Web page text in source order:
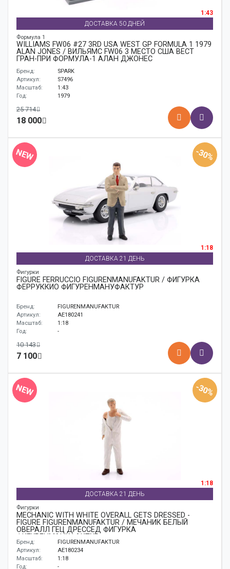
1:43
ДОСТАВКА 50 ДНЕЙ
Формула 1
WILLIAMS FW06 #27 3RD USA WEST GP FORMULA 1 1979
ALAN JONES / ВИЛЬЯМС FW06 3 МЕСТО США ВЕСТ
ГРАН-ПРИ ФОРМУЛА-1 АЛАН ДЖОНЕС
Бренд:
SPARK
Артикул:
S7496
Масштаб:
1:43
Год:
1979
25 714
18 000
NEW -30%
1:18
ДОСТАВКА 21 ДЕНЬ
Фигурки
FIGURE FERRUCCIO FIGURENMANUFAKTUR / ФИГУРКА
ФЕРРУККИО ФИГУРЕНМАНУФАКТУР
Бренд:
FIGURENMANUFAKTUR
Артикул:
AE180241
Масштаб:
1:18
Год:
-
10 143
7 100
NEW -30%
1:18
ДОСТАВКА 21 ДЕНЬ
Фигурки
MECHANIC WITH WHITE OVERALL GETS DRESSED -
FIGURE FIGURENMANUFAKTUR / МЕЧАНИК БЕЛЫЙ
ОВЕРАЛЛ ГЕЦ ДРЕССЕД ФИГУРКА
ФИГУРЕНМАНУФАКТУР
Бренд:
FIGURENMANUFAKTUR
Артикул:
AE180234
Масштаб:
1:18
Год:
-